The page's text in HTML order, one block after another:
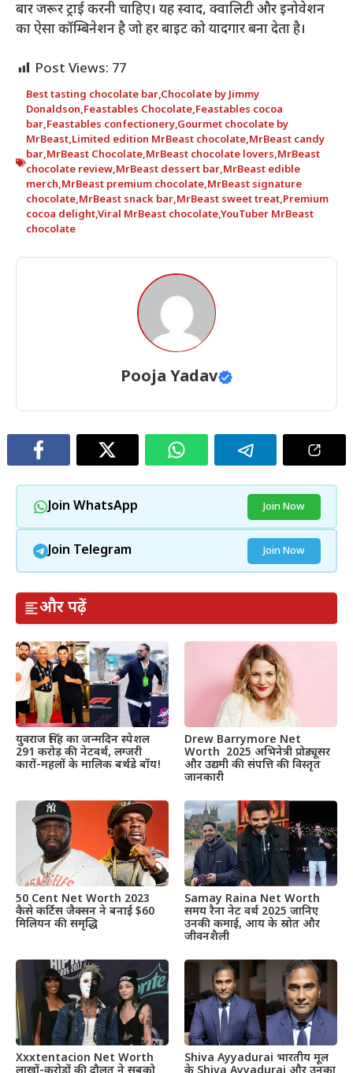
बार जरूर ट्राई करनी चाहिए। यह स्वाद, क्वालिटी और इनोवेशन
का ऐसा कॉम्बिनेशन है जो हर बाइट को यादगार बना देता है।
Post Views: 77
Best tasting chocolate bar,Chocolate by Jimmy
Donaldson,Feastables Chocolate,Feastables cocoa
bar,Feastables confectionery,Gourmet chocolate by
MrBeast,Limited edition MrBeast chocolate,MrBeast candy
bar,MrBeast Chocolate,MrBeast chocolate lovers,MrBeast
chocolate review,MrBeast dessert bar,MrBeast edible
merch,MrBeast premium chocolate,MrBeast signature
chocolate,MrBeast snack bar,MrBeast sweet treat,Premium
cocoa delight,Viral MrBeast chocolate,YouTuber MrBeast
chocolate
Pooja Yadav
Join WhatsApp Join Now
Join Telegram Join Now
और पढ़ें
युवराज सिंह का जन्मदिन स्पेशल
291 करोड़ की नेटवर्थ, लग्जरी
कारों-महलों के मालिक बर्थडे बॉय!
Drew Barrymore Net
Worth 2025 अभिनेत्री प्रोड्यूसर
और उद्यमी की संपत्ति की विस्तृत
जानकारी
50 Cent Net Worth 2023
कैसे कर्टिस जैक्सन ने बनाई $60
मिलियन की समृद्धि
Samay Raina Net Worth
समय रैना नेट वर्थ 2025 जानिए
उनकी कमाई, आय के स्रोत और
जीवनशैली
Xxxtentacion Net Worth
Shiva Ayyadurai भारतीय मूल